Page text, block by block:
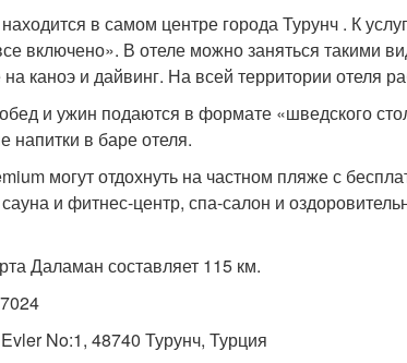
в самом центре города Турунч . К
включено». В отеле можно заняться такими
на каноэ и дайвинг. На всей территории отеля
и ужин подаются в формате «шведского
напитки в баре отеля.
могут отдохнуть на частном пляже с
сауна и фитнес-центр, спа-салон и
Даламан составляет 115 км.
No:1, 48740 Турунч, Турция